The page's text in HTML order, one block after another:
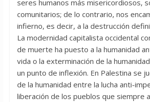
seres humanos más misericordiosos,
comunitarios; de lo contrario, nos
infierno, es decir, a la destrucción
La modernidad capitalista occidental
de muerte ha puesto a la humanidad
vida o la exterminación de la
un punto de inflexión. En Palestina se
de la humanidad entre la lucha anti-
liberación de los pueblos que siempre